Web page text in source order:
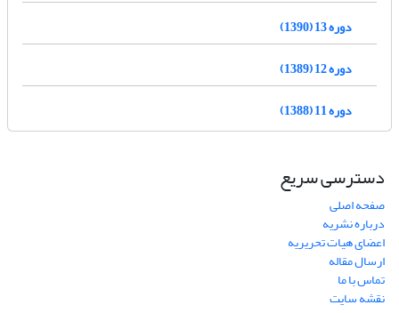
دوره 13 (1390)
دوره 12 (1389)
دوره 11 (1388)
دسترسی سریع
صفحه اصلی
درباره نشریه
اعضای هیات تحریریه
ارسال مقاله
تماس با ما
نقشه سایت